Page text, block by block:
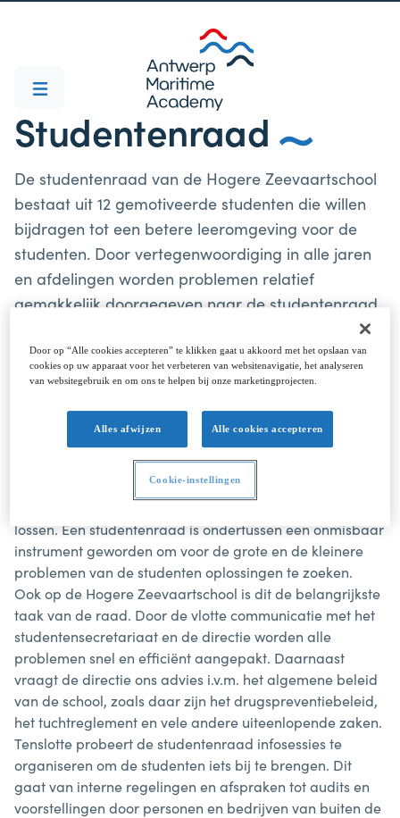
Studentenraad
De studentenraad van de Hogere Zeevaartschool
bestaat uit 12 gemotiveerde studenten die willen
bijdragen tot een betere leeromgeving voor de
studenten. Door vertegenwoordiging in alle jaren
en afdelingen worden problemen relatief
gemakkelijk doorgegeven naar de studentenraad.
Wat doen we?
In onze vergaderingen behandelen we alle
opmerkingen, vragen en problemen die de studenten
ons aanreikten. Wij zorgen er dan voor dat de juiste
persoon deze informatie ontvangt om dit probleem op te
lossen. Een studentenraad is ondertussen een onmisbaar
instrument geworden om voor de grote en de kleinere
problemen van de studenten oplossingen te zoeken.
Ook op de Hogere Zeevaartschool is dit de belangrijkste
taak van de raad. Door de vlotte communicatie met het
studentensecretariaat en de directie worden alle
problemen snel en efficiënt aangepakt. Daarnaast
vraagt de directie ons advies i.v.m. het algemene beleid
van de school, zoals daar zijn het drugspreventiebeleid,
het tuchtreglement en vele andere uiteenlopende zaken.
Tenslotte probeert de studentenraad infosessies te
organiseren om de studenten iets bij te brengen. Dit
gaat van interne regelingen en afspraken tot audits en
voorstellingen door personen en bedrijven van buiten de
Door op “Alle cookies accepteren” te klikken gaat u akkoord met het opslaan van
cookies op uw apparaat voor het verbeteren van websitenavigatie, het analyseren
van websitegebruik en om ons te helpen bij onze marketingprojecten.
Alles afwijzen Alle cookies accepteren
Cookie-instellingen